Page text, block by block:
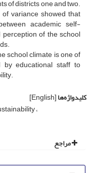
of districts one and two.
variance showed that
academic self-
of the school
school climate is one of
educational staff to
کلیدواژه‌ها[English]
مراجع